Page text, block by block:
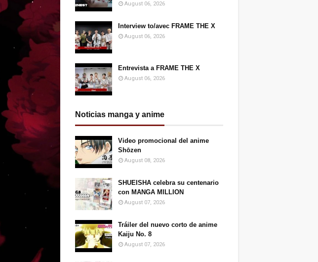
August 06, 2026
Interview to/avec FRAME THE X
August 06, 2026
Entrevista a FRAME THE X
August 06, 2026
Noticias manga y anime
Video promocional del anime
Shōzen
August 08, 2026
SHUEISHA celebra su centenario
con MANGA MILLION
August 07, 2026
Tráiler del nuevo corto de anime
Kaiju No. 8
August 07, 2026